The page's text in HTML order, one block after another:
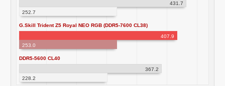
431.7
252.7
G.Skill Trident Z5 Royal NEO RGB (DDR5-7600 CL38)
407.9
253.0
DDR5-5600 CL40
367.2
228.2